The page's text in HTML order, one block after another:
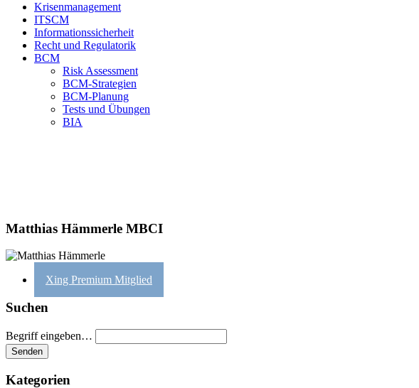
Krisenmanagement
ITSCM
Informationssicherheit
Recht und Regulatorik
BCM
Risk Assessment
BCM-Strategien
BCM-Planung
Tests und Übungen
BIA
Matthias Hämmerle MBCI
Xing Premium Mitglied
Suchen
Begriff eingeben…
Kategorien